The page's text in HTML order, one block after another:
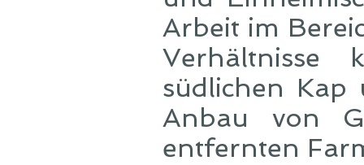
Arbeit im
Verhältnisse
südlichen Kap
Anbau von
entfernten